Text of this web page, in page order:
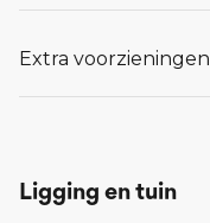
Extra voorzieningen
Ligging en tuin